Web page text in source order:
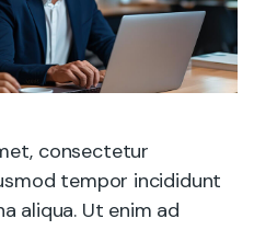
consectetur
tempor incididunt
aliqua. Ut enim ad